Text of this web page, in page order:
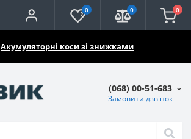
Акумуляторні коси зі знижками
0 0 0
(068) 00-51-683
Замовити дзвінок